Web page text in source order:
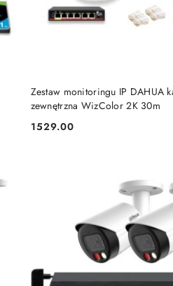
Zestaw monitoringu IP DAHUA
zewnętrzna WizColor 2K 30m
Cena:
1529.00
BRAK TOWARU